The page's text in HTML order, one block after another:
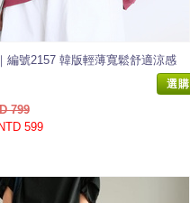
編號2157 韓版輕薄寬鬆舒適涼感
選購
799
599